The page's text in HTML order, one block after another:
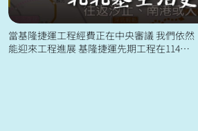
當基隆捷運工程經費正在中央審議 我們依然
能迎來工程進展 基隆捷運先期工程在114年